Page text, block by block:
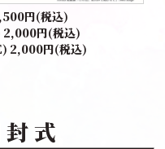
円(税込)
2,000円(税込)
2,000円(税込)
式